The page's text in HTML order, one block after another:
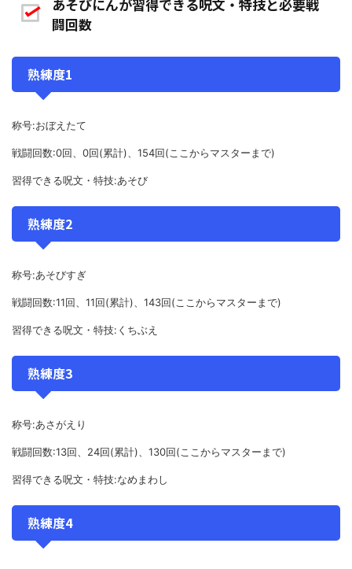
あそびにんが習得できる呪文・特技と必要戦
闘回数
熟練度1
称号:おぼえたて
戦闘回数:0回、0回(累計)、154回(ここからマスターまで)
習得できる呪文・特技:あそび
熟練度2
称号:あそびすぎ
戦闘回数:11回、11回(累計)、143回(ここからマスターまで)
習得できる呪文・特技:くちぶえ
熟練度3
称号:あさがえり
戦闘回数:13回、24回(累計)、130回(ここからマスターまで)
習得できる呪文・特技:なめまわし
熟練度4